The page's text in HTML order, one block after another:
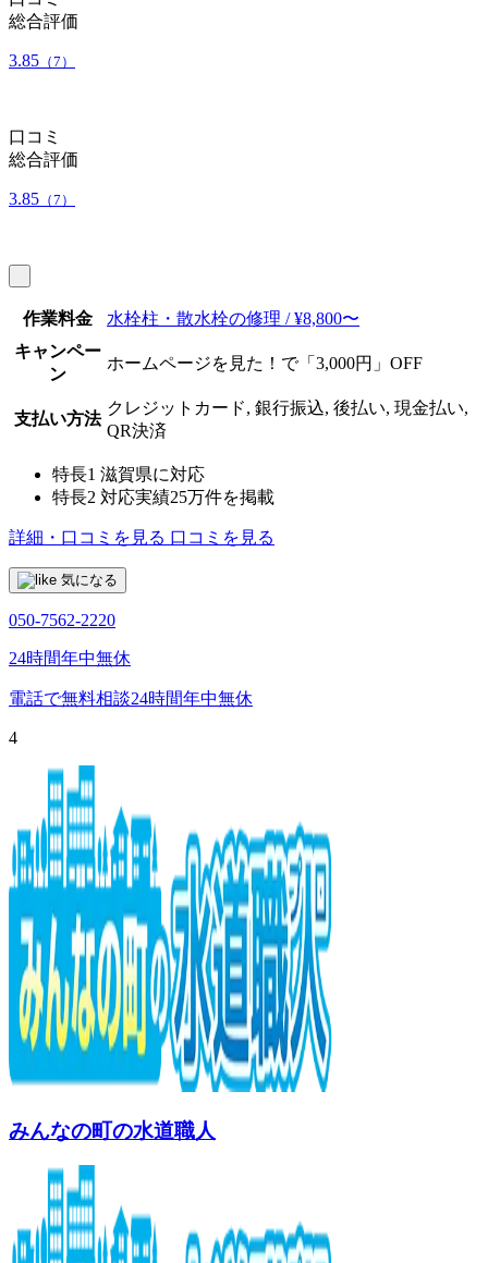
総合評価
3.85 （7）
口コミ
総合評価
3.85 （7）
作業料金
水栓柱・散水栓の修理 / ¥8,800〜
キャンペー
ン
ホームページを見た！で「3,000円」OFF
支払い方法
クレジットカード, 銀行振込, 後払い, 現金払い,
QR決済
特長1 滋賀県に対応
特長2 対応実績25万件を掲載
詳細・口コミを見る 口コミを見る
気になる
050-7562-2220
24時間年中無休
電話で無料相談24時間年中無休
4
みんなの町の水道職人